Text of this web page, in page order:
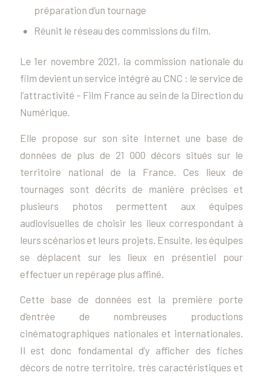
préparation d’un tournage
Réunit le réseau des commissions du film.
Le 1er novembre 2021, la commission nationale du
film devient un service intégré au CNC : le service de
l’attractivité – Film France au sein de la Direction du
Numérique.
Elle propose sur son site Internet une base de
données de plus de 21 000 décors situés sur le
territoire national de la France. Ces lieux de
tournages sont décrits de manière précises et
plusieurs photos permettent aux équipes
audiovisuelles de choisir les lieux correspondant à
leurs scénarios et leurs projets. Ensuite, les équipes
se déplacent sur les lieux en présentiel pour
effectuer un repérage plus affiné.
Cette base de données est la première porte
d’entrée de nombreuses productions
cinématographiques nationales et internationales.
Il est donc fondamental d’y afficher des fiches
décors de notre territoire, très caractéristiques et